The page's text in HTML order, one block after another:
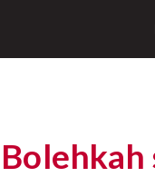
Bolehkah